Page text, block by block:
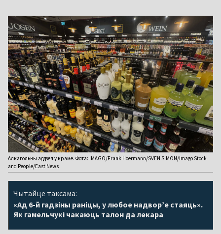
Алкагольны аддзел у краме. Фота: IMAGO/Frank Hoermann/SVEN SIMON/Imago Stock
and People/East News
Чытайце таксама:
«Ад 6-й гадзіны раніцы, у любое надвор’е стаяць».
Як гамельчукі чакаюць талон да лекара